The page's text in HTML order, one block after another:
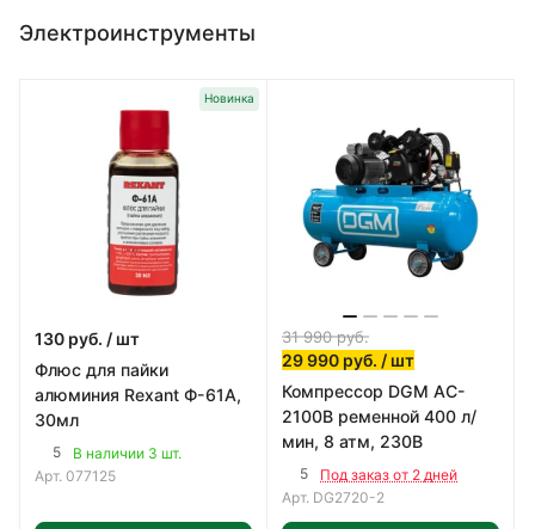
Электроинструменты
Новинка
130 руб. / шт
Флюс для пайки
алюминия Rexant Ф-61А,
30мл
5
В наличии 3 шт.
Арт. 077125
31 990руб.
29 990 руб. / шт
Компрессор DGM AC-
2100B ременной 400 л/
мин, 8 атм, 230В
5
Под заказ от 2 дней
Арт. DG2720-2